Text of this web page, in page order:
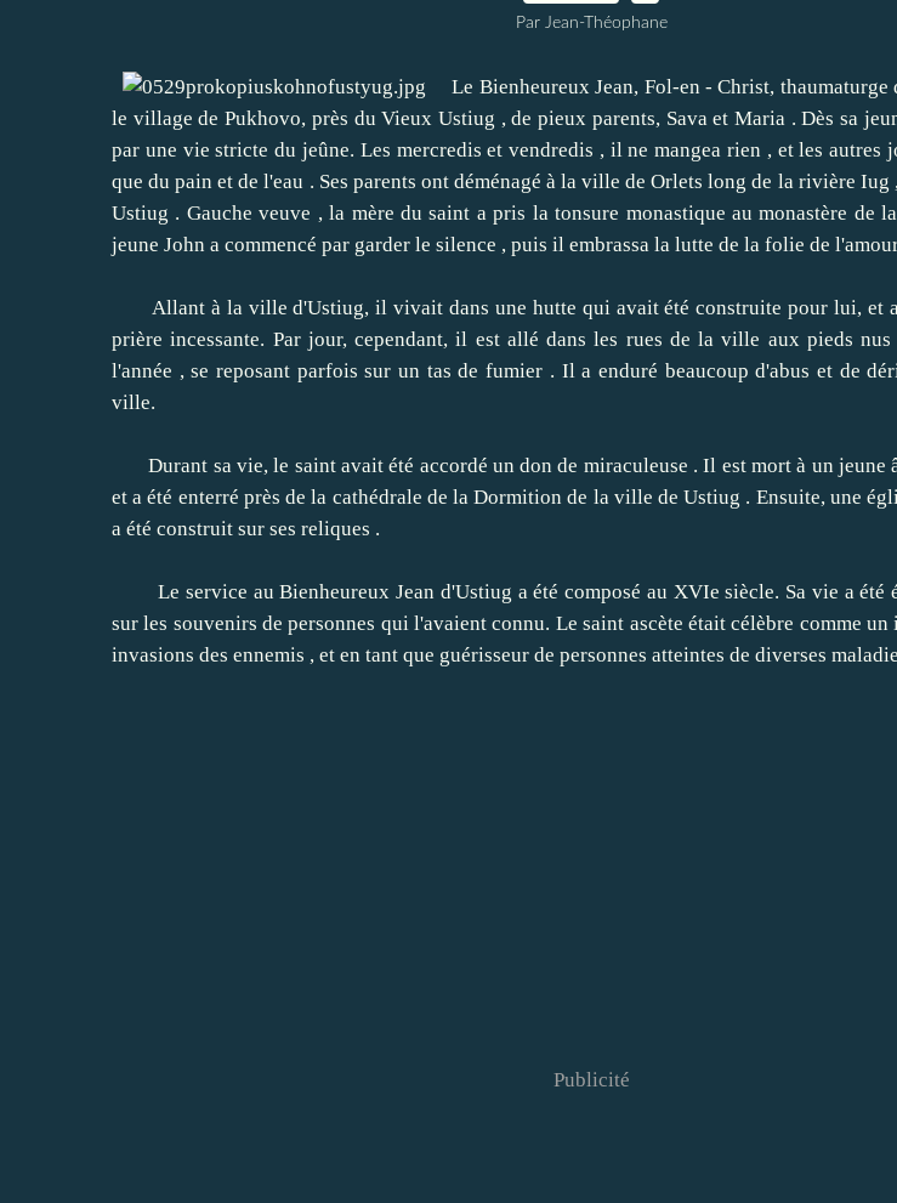
Par Jean-Théophane
Le Bienheureux Jean, Fol-en - Christ, thaumaturge
le village de Pukhovo, près du Vieux Ustiug , de pieux parents, Sava et Maria . Dès sa
par une vie stricte du jeûne. Les mercredis et vendredis , il ne mangea rien , et les autres
que du pain et de l'eau . Ses parents ont déménagé à la ville de Orlets long de la rivière Iug
Ustiug . Gauche veuve , la mère du saint a pris la tonsure monastique au monastère de
jeune John a commencé par garder le silence , puis il embrassa la lutte de la folie de
Allant à la ville d'Ustiug, il vivait dans une hutte qui avait été construite pour lui, et a
prière incessante. Par jour, cependant, il est allé dans les rues de la ville aux pieds
l'année , se reposant parfois sur un tas de fumier . Il a enduré beaucoup d'abus et de
ville.
Durant sa vie, le saint avait été accordé un don de miraculeuse . Il est mort à un jeune
et a été enterré près de la cathédrale de la Dormition de la ville de Ustiug . Ensuite, une
a été construit sur ses reliques .
Le service au Bienheureux Jean d'Ustiug a été composé au XVIe siècle. Sa vie a été
sur les souvenirs de personnes qui l'avaient connu. Le saint ascète était célèbre comme un
invasions des ennemis , et en tant que guérisseur de personnes atteintes de diverses
Publicité